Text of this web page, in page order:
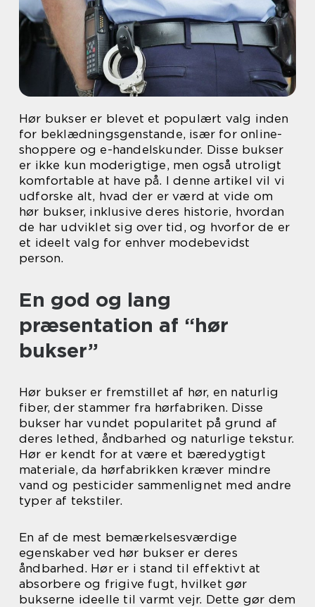
Hør bukser er blevet et populært valg inden
for beklædningsgenstande, især for online-
shoppere og e-handelskunder. Disse bukser
er ikke kun moderigtige, men også utroligt
komfortable at have på. I denne artikel vil vi
udforske alt, hvad der er værd at vide om
hør bukser, inklusive deres historie, hvordan
de har udviklet sig over tid, og hvorfor de er
et ideelt valg for enhver modebevidst
person.
En god og lang
præsentation af “hør
bukser”
Hør bukser er fremstillet af hør, en naturlig
fiber, der stammer fra hørfabriken. Disse
bukser har vundet popularitet på grund af
deres lethed, åndbarhed og naturlige tekstur.
Hør er kendt for at være et bæredygtigt
materiale, da hørfabrikken kræver mindre
vand og pesticider sammenlignet med andre
typer af tekstiler.
En af de mest bemærkelsesværdige
egenskaber ved hør bukser er deres
åndbarhed. Hør er i stand til effektivt at
absorbere og frigive fugt, hvilket gør
bukserne ideelle til varmt vejr. Dette gør dem